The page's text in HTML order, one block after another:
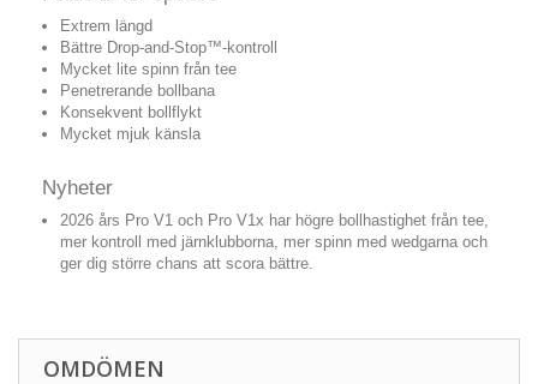
Extrem längd
Bättre Drop-and-Stop™-kontroll
Mycket lite spinn från tee
Penetrerande bollbana
Konsekvent bollflykt
Mycket mjuk känsla
Nyheter
2026 års Pro V1 och Pro V1x har högre bollhastighet från tee,
mer kontroll med järnklubborna, mer spinn med wedgarna och
ger dig större chans att scora bättre.
OMDÖMEN